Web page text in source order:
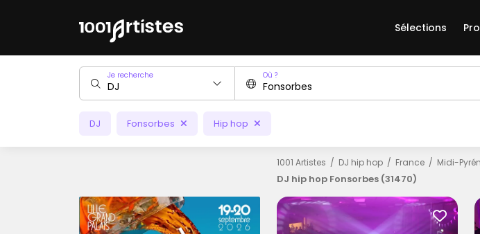
Sélections
Je recherche Où ?
DJ Fonsorbes Hip hop
1001 Artistes DJ hip hop France Midi-
DJ hip hop Fonsorbes (31470)